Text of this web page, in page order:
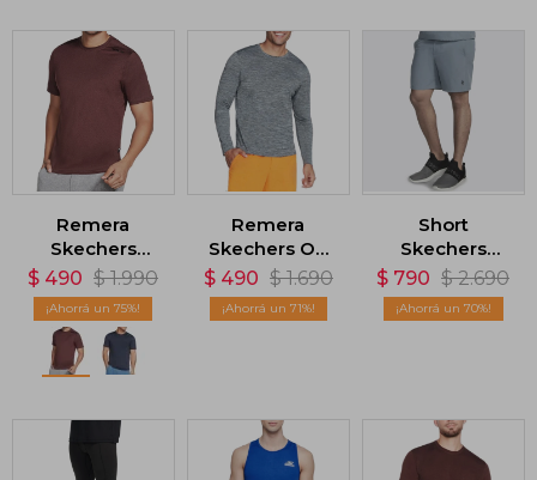
Remera
Skechers
Skech-Air -
Dark Brown
$ 490 $ 1.990
75
Remera
Skechers On
The Road -
Azul
$ 490 $ 1.690
71
Short
Skechers
Movement 7 -
Gris
$ 790 $ 2.690
70